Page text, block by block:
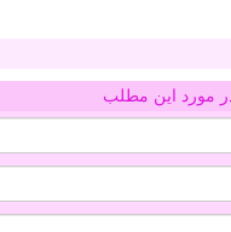
مورد این مطلب